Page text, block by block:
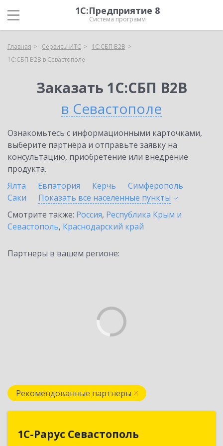
1С:Предприятие 8
Система программ
Главная Сервисы ИТС
1С:СБП B2B
1С:СБП B2B в Севастополе
Заказать 1С:СБП B2B
в Севастополе
Ознакомьтесь с информационными карточками,
выберите партнёра и отправьте заявку на
консультацию, приобретение или внедрение
продукта.
Ялта
Евпатория Керчь
Симферополь
Саки
Показать все населенные пункты
Смотрите также: Россия, Республика Крым и
Севастополь, Краснодарский край
Партнеры в вашем регионе:
Рекомендованные партнеры
1С-Рарус Севастополь